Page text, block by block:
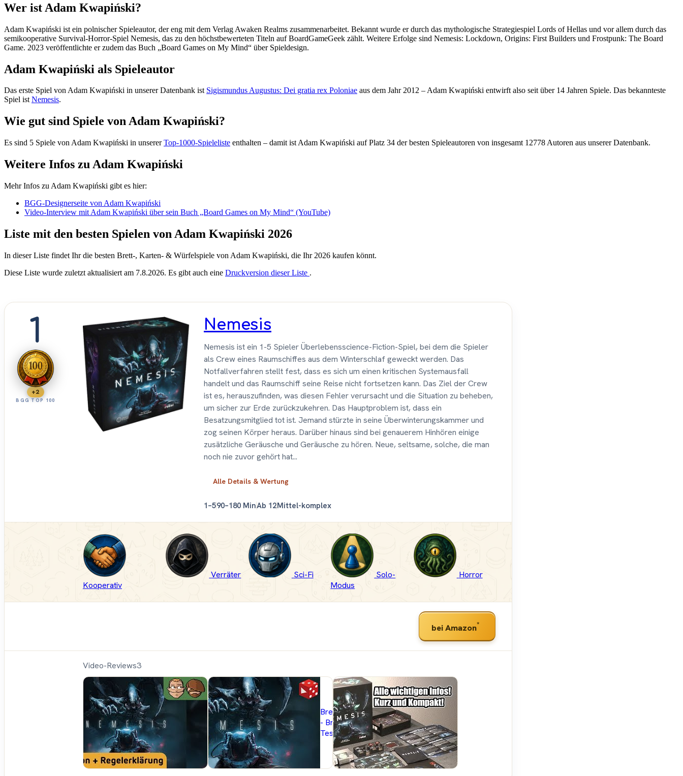
Wer ist Adam Kwapiński?
Adam Kwapiński ist ein polnischer Spieleautor, der eng mit dem Verlag Awaken Realms zusammenarbeitet. Bekannt wurde er durch das mythologische Strategiespiel Lords of Hellas und vor allem durch das
semikooperative Survival-Horror-Spiel Nemesis, das zu den höchstbewerteten Titeln auf BoardGameGeek zählt. Weitere Erfolge sind Nemesis: Lockdown, Origins: First Builders und Frostpunk: The Board
Game. 2023 veröffentlichte er zudem das Buch „Board Games on My Mind“ über Spieldesign.
Adam Kwapiński als Spieleautor
Das erste Spiel von Adam Kwapiński in unserer Datenbank ist Sigismundus Augustus: Dei gratia rex Poloniae aus dem Jahr 2012 – Adam Kwapiński entwirft also seit über 14 Jahren Spiele. Das bekannteste
Spiel istNemesis.
Wie gut sind Spiele von Adam Kwapiński?
Es sind 5 Spiele von Adam Kwapiński in unsererTop-1000-Spieleliste enthalten – damit ist Adam Kwapiński auf Platz 34 der besten Spieleautoren von insgesamt 12778 Autoren aus unserer Datenbank.
Weitere Infos zu Adam Kwapiński
Mehr Infos zu Adam Kwapiński gibt es hier:
BGG-Designerseite von Adam Kwapiński
Video-Interview mit Adam Kwapiński über sein Buch „Board Games on My Mind“ (YouTube)
Liste mit den besten Spielen von Adam Kwapiński 2026
In dieser Liste findet Ihr die besten Brett-, Karten- & Würfelspiele von Adam Kwapiński, die Ihr 2026 kaufen könnt.
Diese Liste wurde zuletzt aktualisiert am 7.8.2026. Es gibt auch eine Druckversion dieser Liste .
1
+2
BGG TOP 100
Nemesis
Nemesis ist ein 1-5 Spieler Überlebensscience-Fiction-Spiel, bei dem die Spieler
als Crew eines Raumschiffes aus dem Winterschlaf geweckt werden. Das
Notfallverfahren stellt fest, dass es sich um einen kritischen Systemausfall
handelt und das Raumschiff seine Reise nicht fortsetzen kann. Das Ziel der Crew
ist es, herauszufinden, was diesen Fehler verursacht und die Situation zu beheben,
um sicher zur Erde zurückzukehren. Das Hauptproblem ist, dass ein
Besatzungsmitglied tot ist. Jemand stürzte in seine Überwinterungskammer und
zog seinen Körper heraus. Darüber hinaus sind bei genauerem Hinhören einige
zusätzliche Geräusche und Geräusche zu hören. Neue, seltsame, solche, die man
noch nie zuvor gehört hat...
Alle Details & Wertung
1–590–180 MinAb 12Mittel-komplex
Kooperativ
Verräter Sci-Fi
Solo-
Modus
Horror
bei Amazon*
Video-Reviews3
Hunter &
Cron -
Brettspiele
Brettspielblog.net
- Brettspiele im
Test